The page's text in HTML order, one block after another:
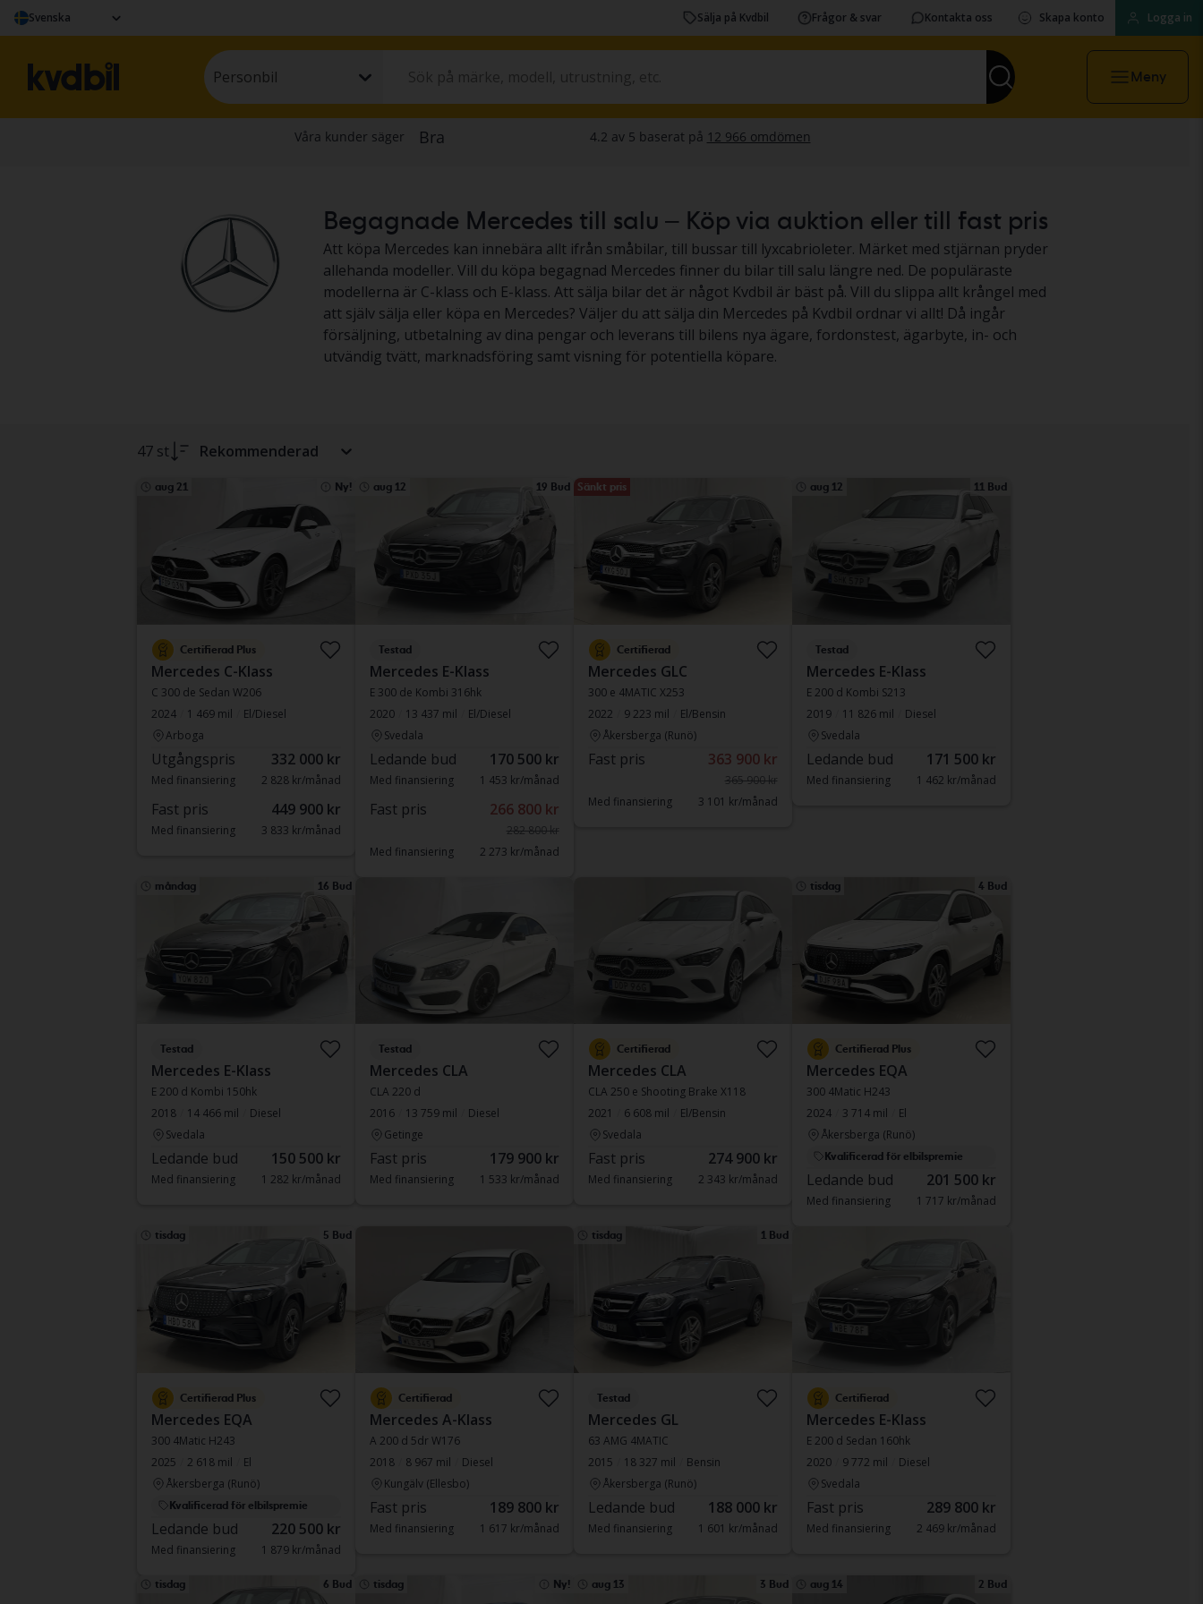
Svenska Sälja på Kvdbil Frågor & svar Kontakta oss Skapa konto Logga in
Personbil Meny
Begagnade Mercedes till salu – Köp via auktion eller till fast pris
Att köpa Mercedes kan innebära allt ifrån småbilar, till bussar till lyxcabrioleter. Märket med stjärnan pryder
allehanda modeller. Vill du köpa begagnad Mercedes finner du bilar till salu längre ned. De populäraste
modellerna är C-klass och E-klass. Att sälja bilar det är något Kvdbil är bäst på. Vill du slippa allt krångel med
att själv sälja eller köpa en Mercedes? Väljer du att sälja din Mercedes på Kvdbil ordnar vi allt! Då ingår
försäljning, utbetalning av dina pengar och leverans till bilens nya ägare, fordonstest, ägarbyte, in- och
utvändig tvätt, marknadsföring samt visning för potentiella köpare.
47 st Rekommenderad
aug 21 Ny!
Certifierad Plus
Mercedes C-Klass
C 300 de Sedan W206
2024
1 469 mil
El/Diesel
Arboga
Utgångspris 332 000 kr
Med finansiering 2 828 kr/månad
Fast pris 449 900 kr
Med finansiering 3 833 kr/månad
aug 12 19 Bud
Testad
Mercedes E-Klass
E 300 de Kombi 316hk
2020
13 437 mil
El/Diesel
Svedala
Ledande bud 170 500 kr
Med finansiering 1 453 kr/månad
Fast pris 266 800 kr
282 800 kr
Med finansiering
2 273 kr/månad
Sänkt pris
Certifierad
Mercedes GLC
300 e 4MATIC X253
2022
9 223 mil
El/Bensin
Åkersberga (Runö)
Fast pris 363 900 kr
365 900 kr
Med finansiering
3 101 kr/månad
aug 12 11 Bud
Testad
Mercedes E-Klass
E 200 d Kombi S213
2019
11 826 mil
Diesel
Svedala
Ledande bud 171 500 kr
Med finansiering 1 462 kr/månad
måndag 16 Bud
Testad
Mercedes E-Klass
E 200 d Kombi 150hk
2018
14 466 mil
Diesel
Svedala
Ledande bud 150 500 kr
Med finansiering 1 282 kr/månad
Testad
Mercedes CLA
CLA 220 d
2016
13 759 mil
Diesel
Getinge
Fast pris 179 900 kr
Med finansiering 1 533 kr/månad
Certifierad
Mercedes CLA
CLA 250 e Shooting Brake X118
2021
6 608 mil
El/Bensin
Svedala
Fast pris 274 900 kr
Med finansiering 2 343 kr/månad
tisdag 4 Bud
Certifierad Plus
Mercedes EQA
300 4Matic H243
2024
3 714 mil
El
Åkersberga (Runö)
Kvalificerad för elbilspremie
Ledande bud 201 500 kr
Med finansiering 1 717 kr/månad
tisdag 5 Bud
Certifierad Plus
Mercedes EQA
300 4Matic H243
2025
2 618 mil
El
Åkersberga (Runö)
Kvalificerad för elbilspremie
Ledande bud 220 500 kr
Med finansiering 1 879 kr/månad
Certifierad
Mercedes A-Klass
A 200 d 5dr W176
2018
8 967 mil
Diesel
Kungälv (Ellesbo)
Fast pris 189 800 kr
Med finansiering 1 617 kr/månad
tisdag 1 Bud
Testad
Mercedes GL
63 AMG 4MATIC
2015
18 327 mil
Bensin
Åkersberga (Runö)
Ledande bud 188 000 kr
Med finansiering 1 601 kr/månad
Certifierad
Mercedes E-Klass
E 200 d Sedan 160hk
2020
9 772 mil
Diesel
Svedala
Fast pris 289 800 kr
Med finansiering 2 469 kr/månad
tisdag 6 Bud tisdag Ny! aug 13 3 Bud aug 14 2 Bud